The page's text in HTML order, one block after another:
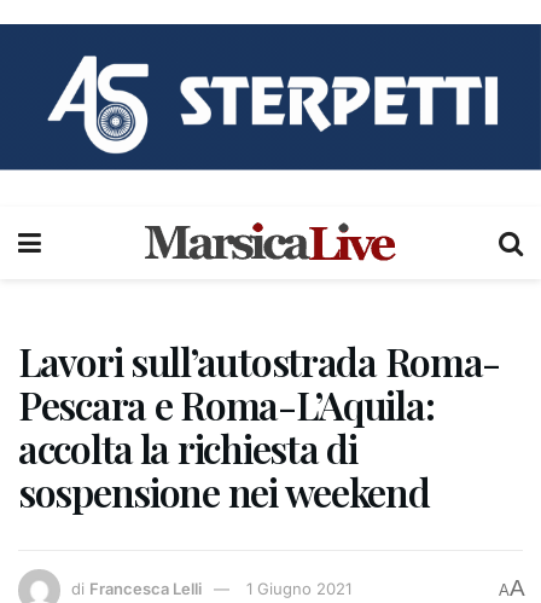
Lavori sull’autostrada Roma-
Pescara e Roma-L’Aquila:
accolta la richiesta di
sospensione nei weekend
di Francesca Lelli 1 Giugno 2021 AA